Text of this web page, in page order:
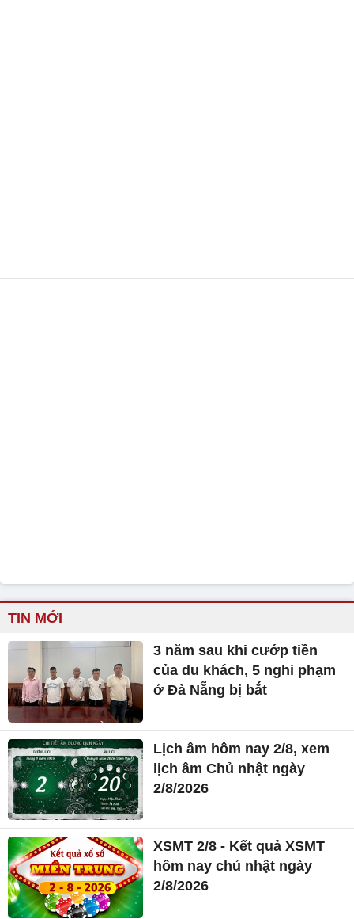
TIN MỚI
3 năm sau khi cướp tiền
của du khách, 5 nghi phạm
ở Đà Nẵng bị bắt
Lịch âm hôm nay 2/8, xem
lịch âm Chủ nhật ngày
2/8/2026
XSMT 2/8 - Kết quả XSMT
hôm nay chủ nhật ngày
2/8/2026